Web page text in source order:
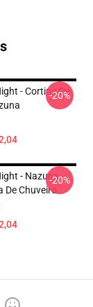
- Cortina De
-20%
- Nazuna
De Chuveiro
-20%